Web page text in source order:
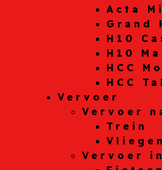
Acta
Grand
H10
H10
HCC
HCC
Vervoer
Vervoer
Trein
Vliegen
Vervoer